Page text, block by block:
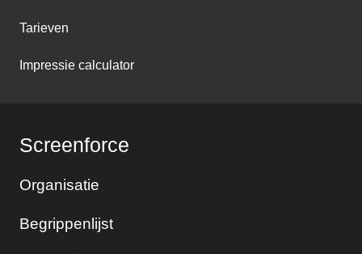
Tarieven
Impressie calculator
Screenforce
Organisatie
Begrippenlijst